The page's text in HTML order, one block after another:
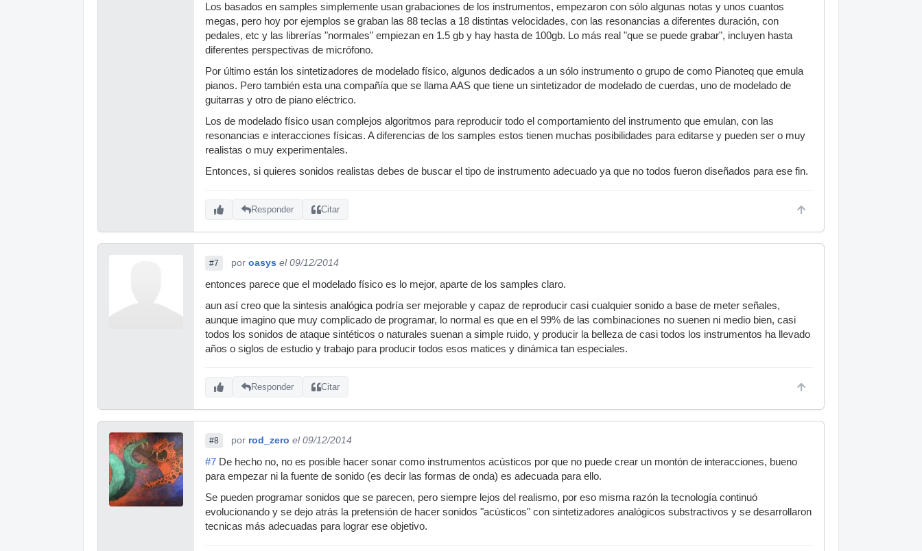
Los basados en samples simplemente usan grabaciones de los instrumentos, empezaron con sólo algunas notas y unos cuantos
megas, pero hoy por ejemplos se graban las 88 teclas a 18 distintas velocidades, con las resonancias a diferentes duración, con
pedales, etc y las librerías "normales" empiezan en 1.5 gb y hay hasta de 100gb. Lo más real "que se puede grabar", incluyen hasta
diferentes perspectivas de micrófono.
Por último están los sintetizadores de modelado físico, algunos dedicados a un sólo instrumento o grupo de como Pianoteq que emula
pianos. Pero también esta una compañía que se llama AAS que tiene un sintetizador de modelado de cuerdas, uno de modelado de
guitarras y otro de piano eléctrico.
Los de modelado físico usan complejos algoritmos para reproducir todo el comportamiento del instrumento que emulan, con las
resonancias e interacciones físicas. A diferencias de los samples estos tienen muchas posibilidades para editarse y pueden ser o muy
realistas o muy experimentales.
Entonces, si quieres sonidos realistas debes de buscar el tipo de instrumento adecuado ya que no todos fueron diseñados para ese fin.
Responder Citar
#7 por oasys el 09/12/2014
entonces parece que el modelado físico es lo mejor, aparte de los samples claro.
aun así creo que la sintesis analógica podría ser mejorable y capaz de reproducir casi cualquier sonido a base de meter señales,
aunque imagino que muy complicado de programar, lo normal es que en el 99% de las combinaciones no suenen ni medio bien, casi
todos los sonidos de ataque sintéticos o naturales suenan a simple ruido, y producir la belleza de casi todos los instrumentos ha llevado
años o siglos de estudio y trabajo para producir todos esos matices y dinámica tan especiales.
Responder Citar
#8 por rod_zero el 09/12/2014
#7 De hecho no, no es posible hacer sonar como instrumentos acústicos por que no puede crear un montón de interacciones, bueno
para empezar ni la fuente de sonido (es decir las formas de onda) es adecuada para ello.
Se pueden programar sonidos que se parecen, pero siempre lejos del realismo, por eso misma razón la tecnología continuó
evolucionando y se dejo atrás la pretensión de hacer sonidos "acústicos" con sintetizadores analógicos substractivos y se desarrollaron
tecnicas más adecuadas para lograr ese objetivo.